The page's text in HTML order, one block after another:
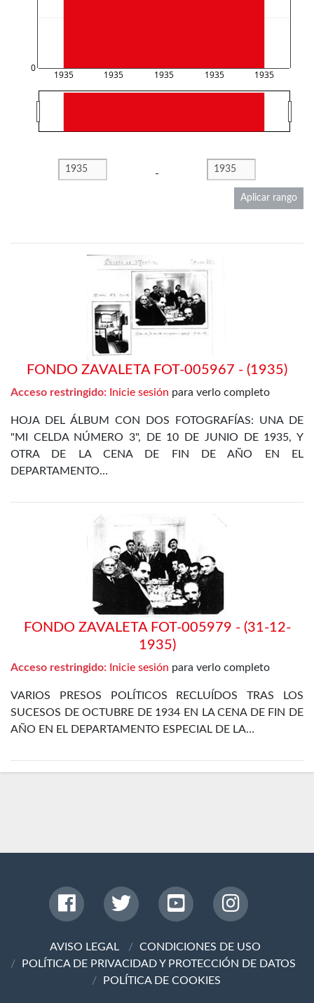
1935 1935 1935 1935 1935
0
-
Aplicar rango
FONDO ZAVALETA FOT-005967 - (1935)
Acceso restringido: Inicie sesión para verlo completo
HOJA DEL ÁLBUM CON DOS FOTOGRAFÍAS: UNA DE
"MI CELDA NÚMERO 3", DE 10 DE JUNIO DE 1935, Y
OTRA DE LA CENA DE FIN DE AÑO EN EL
DEPARTAMENTO…
FONDO ZAVALETA FOT-005979 - (31-12-
1935)
Acceso restringido: Inicie sesión para verlo completo
VARIOS PRESOS POLÍTICOS RECLUÍDOS TRAS LOS
SUCESOS DE OCTUBRE DE 1934 EN LA CENA DE FIN DE
AÑO EN EL DEPARTAMENTO ESPECIAL DE LA…
AVISO LEGAL
CONDICIONES DE USO
POLÍTICA DE PRIVACIDAD Y PROTECCIÓN DE DATOS
POLÍTICA DE COOKIES